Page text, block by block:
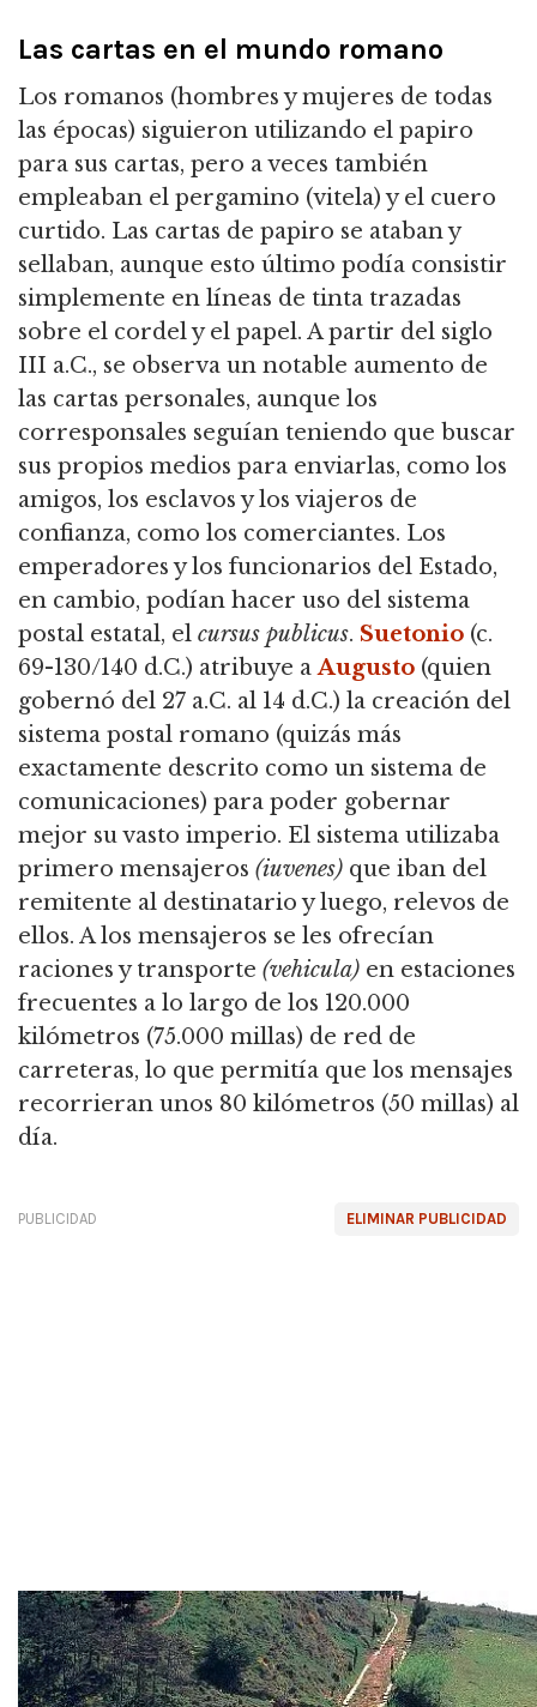
Las cartas en el mundo romano
Los romanos (hombres y mujeres de todas
las épocas) siguieron utilizando el papiro
para sus cartas, pero a veces también
empleaban el pergamino (vitela) y el cuero
curtido. Las cartas de papiro se ataban y
sellaban, aunque esto último podía consistir
simplemente en líneas de tinta trazadas
sobre el cordel y el papel. A partir del siglo
III a.C., se observa un notable aumento de
las cartas personales, aunque los
corresponsales seguían teniendo que buscar
sus propios medios para enviarlas, como los
amigos, los esclavos y los viajeros de
confianza, como los comerciantes. Los
emperadores y los funcionarios del Estado,
en cambio, podían hacer uso del sistema
postal estatal, el cursus publicus. Suetonio (c.
69-130/140 d.C.) atribuye aAugusto (quien
gobernó del 27 a.C. al 14 d.C.) la creación del
sistema postal romano (quizás más
exactamente descrito como un sistema de
comunicaciones) para poder gobernar
mejor su vasto imperio. El sistema utilizaba
primero mensajeros (iuvenes) que iban del
remitente al destinatario y luego, relevos de
ellos. A los mensajeros se les ofrecían
raciones y transporte (vehicula) en estaciones
frecuentes a lo largo de los 120.000
kilómetros (75.000 millas) de red de
carreteras, lo que permitía que los mensajes
recorrieran unos 80 kilómetros (50 millas) al
día.
ELIMINAR PUBLICIDAD
PUBLICIDAD